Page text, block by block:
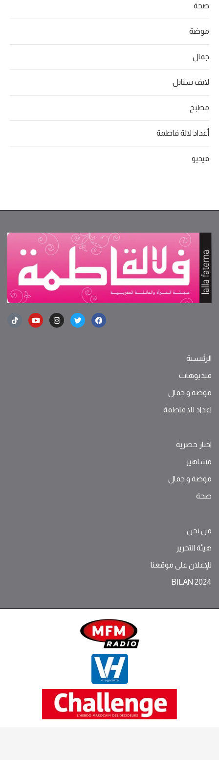
صحة
موضة
جمال
لايف ستايل
مطبخ
أعداد لالة فاطمة
فيديو
الرئيسية
فيديوهات
موضة ‫و‬ ‫‬‫جمال‬
اعداد للا فاطمة
اخبار حصرية
مشاهير
موضة ‫و‬ ‫‬‫جمال‬
صحة
من نحن
هيئة التحرير
للإعلان على موقعنا
BILAN 2024